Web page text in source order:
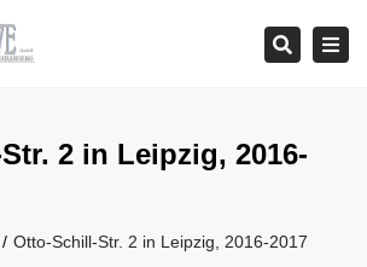
Search
2 in Leipzig, 2016-
Otto-Schill-Str. 2 in Leipzig, 2016-2017